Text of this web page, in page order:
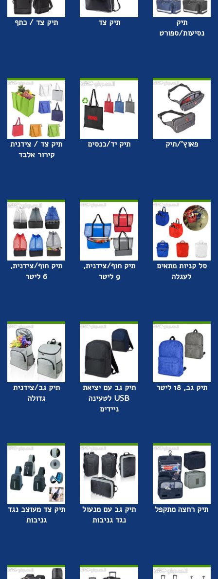
תיק
נסיעות/ספורט
תיק צד תיק צד / כתף
פאוץ'/תיק תיק יד/כנסים
תיק צד / צידנית
קירור אלבד
סל קניות מתאים
לעגלה
תיק חוף/צידנית,
9 ליטר
תיק חוף/צידנית,
6 ליטר
תיק גב, 18 ליטר
תיק גב עם יציאת
USB לטעינה
ניידים
תיק גב/צידנית
גדולה
תיק רחצה מתקפל
תיק גב עם מנעול
נגד גניבות
תיק צד מעוצב נגד
גניבות